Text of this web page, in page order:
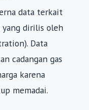
data terkait
yang dirilis oleh
Data
cadangan gas
karena
memadai.